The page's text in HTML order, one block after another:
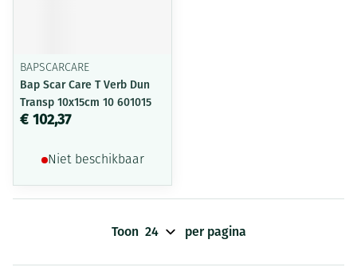
BAPSCARCARE
Bap Scar Care T Verb Dun
Transp 10x15cm 10 601015
€ 102,37
Niet beschikbaar
Toon per pagina